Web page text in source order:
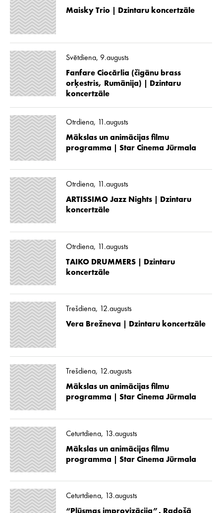
Maisky Trio | Dzintaru koncertzāle
Svētdiena, 9.augusts
Fanfare Ciocărlia (čigānu brass
orķestris, Rumānija) | Dzintaru
koncertzāle
Otrdiena, 11.augusts
Mākslas un animācijas filmu
programma | Star Cinema Jūrmala
Otrdiena, 11.augusts
ARTISSIMO Jazz Nights | Dzintaru
koncertzāle
Otrdiena, 11.augusts
TAIKO DRUMMERS | Dzintaru
koncertzāle
Trešdiena, 12.augusts
Vera Brežneva | Dzintaru koncertzāle
Trešdiena, 12.augusts
Mākslas un animācijas filmu
programma | Star Cinema Jūrmala
Ceturtdiena, 13.augusts
Mākslas un animācijas filmu
programma | Star Cinema Jūrmala
Ceturtdiena, 13.augusts